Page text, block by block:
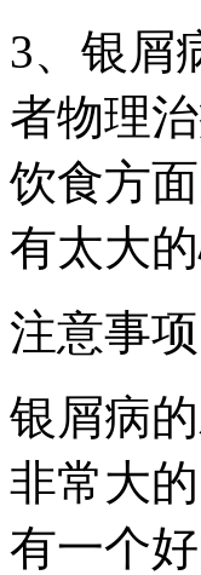
3、银屑
者物理
饮食方
有太大
注意事项
银屑病
非常大
有一个